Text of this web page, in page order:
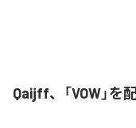
Qaijff、「VOW」を